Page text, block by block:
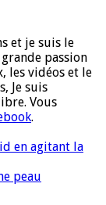
et je suis le
passion
les vidéos et le
Je suis
Vous
.
en agitant la
peau